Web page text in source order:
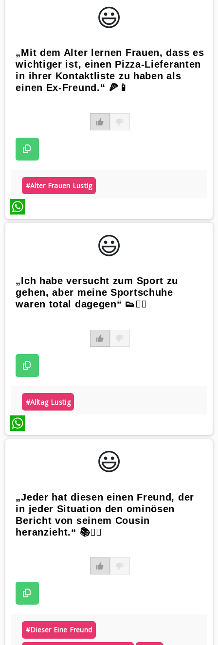
😃️
„Mit dem Alter lernen Frauen, dass es
wichtiger ist, einen Pizza-Lieferanten
in ihrer Kontaktliste zu haben als
einen Ex-Freund.“ 🍕📱
#alter Frauen Lustig
WhatsApp
😃️
„Ich habe versucht zum Sport zu
gehen, aber meine Sportschuhe
waren total dagegen“ 👟🙅‍♀️
#alltag Lustig
WhatsApp
😃️
„Jeder hat diesen einen Freund, der
in jeder Situation den ominösen
Bericht von seinem Cousin
heranzieht.“ 📚🤷‍♂️
#dieser Eine Freund